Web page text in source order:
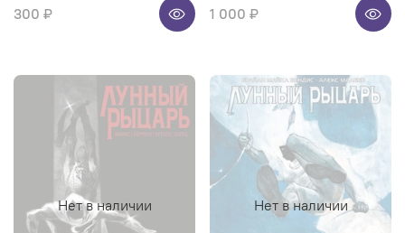
300 ₽
1 000 ₽
Нет в наличии Нет в наличии